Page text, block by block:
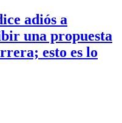
adiós a
una propuesta
esto es lo